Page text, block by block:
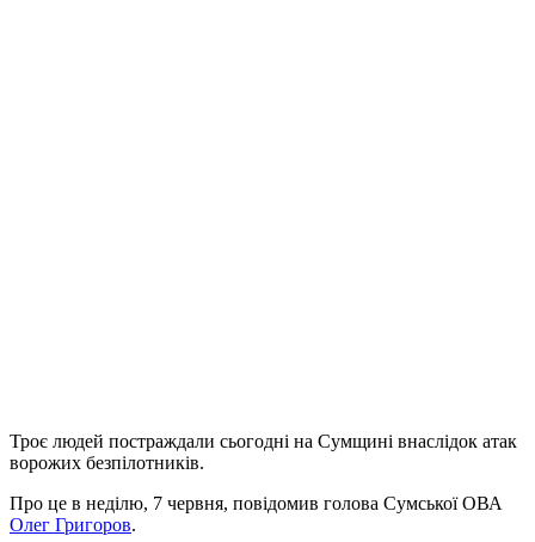
Троє людей постраждали сьогодні на Сумщині внаслідок атак
ворожих безпілотників.
Про це в неділю, 7 червня, повідомив голова Сумської ОВА
Олег Григоров.